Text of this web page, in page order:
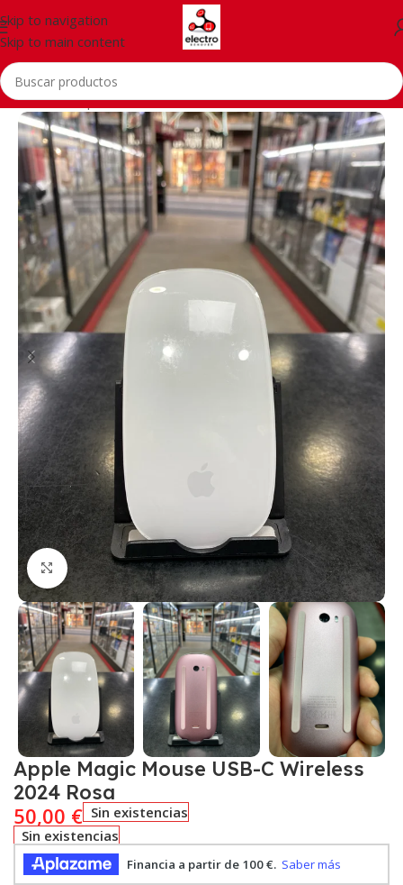
Skip to navigation
Skip to main content
Inicio/Smartphones/Accessories
Click to enlarge
Apple Magic Mouse USB-C Wireless
2024 Rosa
50,00 € Sin existencias
Sin existencias